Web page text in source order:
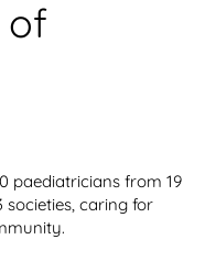
of
paediatricians from 19
societies, caring for